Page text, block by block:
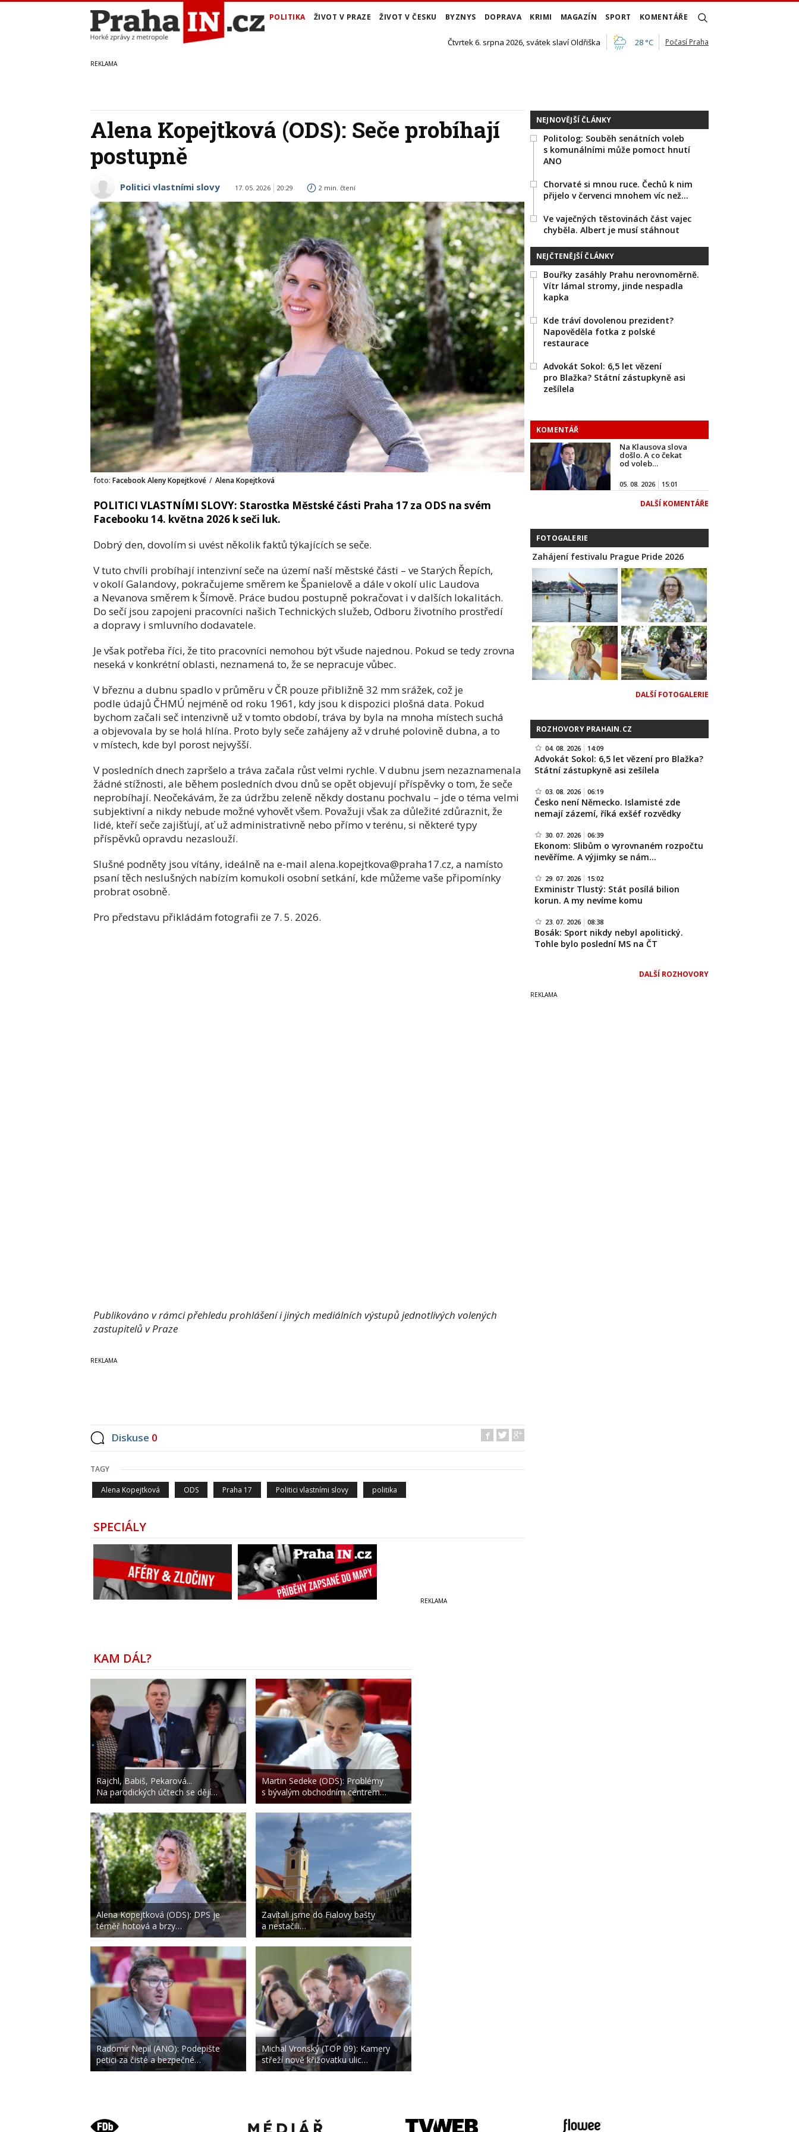
POLITIKA ŽIVOT V PRAZE ŽIVOT V ČESKU BYZNYS DOPRAVA KRIMI MAGAZÍN SPORT KOMENTÁŘE
Čtvrtek 6. srpna 2026, svátek slaví Oldřiška 28 °C Počasí Praha
Alena Kopejtková (ODS): Seče probíhají
postupně
Politici vlastními slovy 17. 05. 2026 20:29 2 min. čtení
foto: Facebook Aleny Kopejtkové / Alena Kopejtková
POLITICI VLASTNÍMI SLOVY: Starostka Městské části Praha 17 za ODS na svém
Facebooku 14. května 2026 k seči luk.
Dobrý den, dovolím si uvést několik faktů týkajících se seče.
V tuto chvíli probíhají intenzivní seče na území naší městské části – ve Starých Řepích,
v okolí Galandovy, pokračujeme směrem ke Španielově a dále v okolí ulic Laudova
a Nevanova směrem k Šímově. Práce budou postupně pokračovat i v dalších lokalitách.
Do sečí jsou zapojeni pracovníci našich Technických služeb, Odboru životního prostředí
a dopravy i smluvního dodavatele.
Je však potřeba říci, že tito pracovníci nemohou být všude najednou. Pokud se tedy zrovna
neseká v konkrétní oblasti, neznamená to, že se nepracuje vůbec.
V březnu a dubnu spadlo v průměru v ČR pouze přibližně 32 mm srážek, což je
podle údajů ČHMÚ nejméně od roku 1961, kdy jsou k dispozici plošná data. Pokud
bychom začali seč intenzivně už v tomto období, tráva by byla na mnoha místech suchá
a objevovala by se holá hlína. Proto byly seče zahájeny až v druhé polovině dubna, a to
v místech, kde byl porost nejvyšší.
V posledních dnech zapršelo a tráva začala růst velmi rychle. V dubnu jsem nezaznamenala
žádné stížnosti, ale během posledních dvou dnů se opět objevují příspěvky o tom, že seče
neprobíhají. Neočekávám, že za údržbu zeleně někdy dostanu pochvalu – jde o téma velmi
subjektivní a nikdy nebude možné vyhovět všem. Považuji však za důležité zdůraznit, že
lidé, kteří seče zajišťují, ať už administrativně nebo přímo v terénu, si některé typy
příspěvků opravdu nezaslouží.
Slušné podněty jsou vítány, ideálně na e-mail alena.kopejtkova@praha17.cz, a namísto
psaní těch neslušných nabízím komukoli osobní setkání, kde můžeme vaše připomínky
probrat osobně.
Pro představu přikládám fotografii ze 7. 5. 2026.
Publikováno v rámci přehledu prohlášení i jiných mediálních výstupů jednotlivých volených
zastupitelů v Praze
Diskuse 0
TAGY
Alena Kopejtková ODS Praha 17 Politici vlastními slovy politika
SPECIÁLY
NEJNOVĚJŠÍ ČLÁNKY
Politolog: Souběh senátních voleb
s komunálními může pomoct hnutí
ANO
Chorvaté si mnou ruce. Čechů k nim
přijelo v červenci mnohem víc než…
Ve vaječných těstovinách část vajec
chyběla. Albert je musí stáhnout
NEJČTENĚJŠÍ ČLÁNKY
Bouřky zasáhly Prahu nerovnoměrně.
Vítr lámal stromy, jinde nespadla
kapka
Kde tráví dovolenou prezident?
Napověděla fotka z polské
restaurace
Advokát Sokol: 6,5 let vězení
pro Blažka? Státní zástupkyně asi
zešílela
KOMENTÁŘ
Na Klausova slova
došlo. A co čekat
od voleb…
05. 08. 2026 15:01
DALŠÍ KOMENTÁŘE
FOTOGALERIE
Zahájení festivalu Prague Pride 2026
DALŠÍ FOTOGALERIE
ROZHOVORY PRAHAIN.CZ
04. 08. 2026 14:09
Advokát Sokol: 6,5 let vězení pro Blažka?
Státní zástupkyně asi zešílela
03. 08. 2026 06:19
Česko není Německo. Islamisté zde
nemají zázemí, říká exšéf rozvědky
30. 07. 2026 06:39
Ekonom: Slibům o vyrovnaném rozpočtu
nevěříme. A výjimky se nám…
29. 07. 2026 15:02
Exministr Tlustý: Stát posílá bilion
korun. A my nevíme komu
23. 07. 2026 08:38
Bosák: Sport nikdy nebyl apolitický.
Tohle bylo poslední MS na ČT
DALŠÍ ROZHOVORY
KAM DÁL?
Rajchl, Babiš, Pekarová...
Na parodických účtech se dějí…
Alena Kopejtková (ODS): DPS je
téměř hotová a brzy…
Radomír Nepil (ANO): Podepište
petici za čisté a bezpečné…
Martin Sedeke (ODS): Problémy
s bývalým obchodním centrem…
Zavítali jsme do Fialovy bašty
a nestačili…
Michal Vronský (TOP 09): Kamery
střeží nově křižovatku ulic…